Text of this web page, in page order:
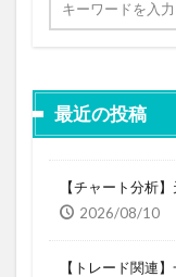
最近の投稿
【チャート分析
2026/08/10
【トレード関連